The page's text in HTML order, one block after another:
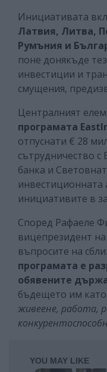
Инициативата
Латвия, Литва,
Румъния и
поне донякъде
инвестиции и
смущения,
Централният
програмата
отпуснати € 28
сътрудничество
банка и
инвестиционната
инициативите в
Според Рафаеле
вицепрезидент
въпросите на
програмата е
обявените
бъдещето им като
живеене, работа,